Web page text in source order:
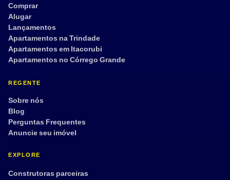
Comprar
Alugar
Lançamentos
Apartamentos na Trindade
Apartamentos em Itacorubi
Apartamentos no Córrego Grande
REGENTE
Sobre nós
Blog
Perguntas Frequentes
Anuncie seu imóvel
EXPLORE
Construtoras parceiras